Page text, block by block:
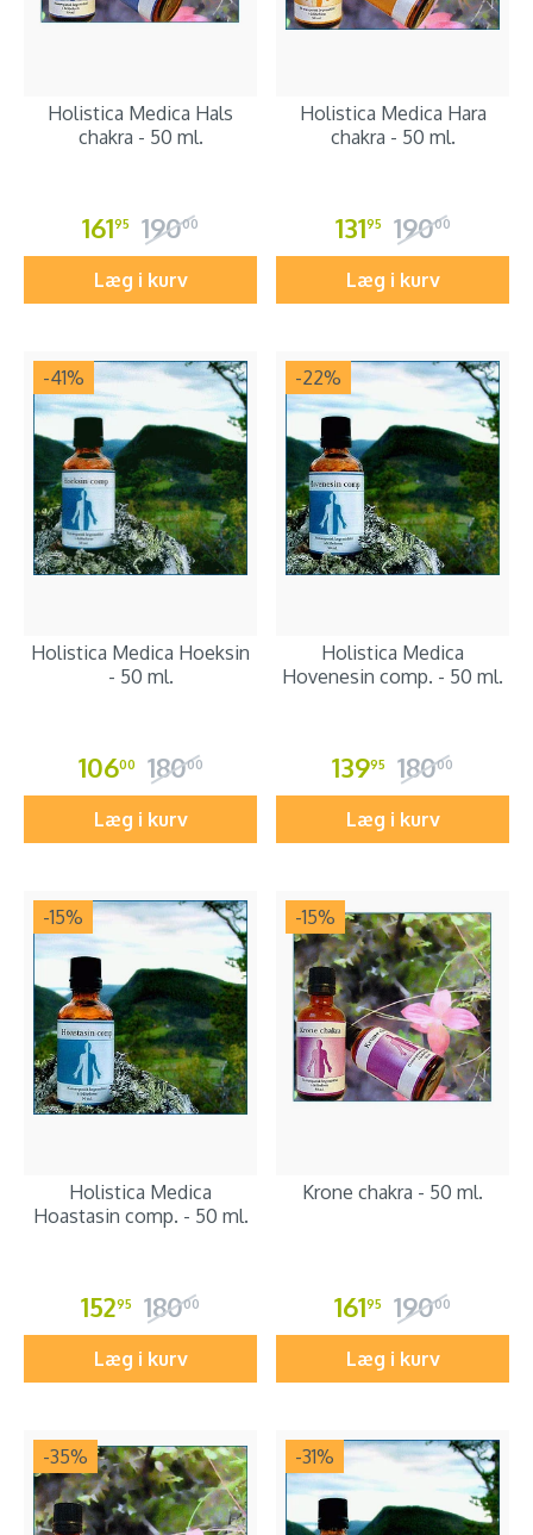
Holistica Medica Hals
chakra - 50 ml.
16195 19000
Læg i kurv
Holistica Medica Hara
chakra - 50 ml.
13195 19000
Læg i kurv
-41%
Holistica Medica Hoeksin
- 50 ml.
10600 18000
Læg i kurv
-22%
Holistica Medica
Hovenesin comp. - 50 ml.
13995 18000
Læg i kurv
-15%
Holistica Medica
Hoastasin comp. - 50 ml.
15295 18000
Læg i kurv
-15%
Krone chakra - 50 ml.
16195 19000
Læg i kurv
-35% -31%